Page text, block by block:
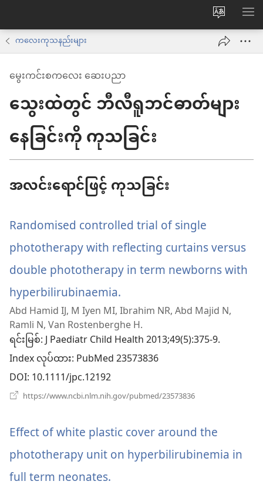
ဝ
က်
ဘာသာစ
ကို
ပါ
ကလေးကုသနည်းများ
မွေးကင်းစကလေး ဆေးပညာ
သွေးထဲတွင် ဘီလီရူဘင်ဓာတ်များ
နေခြင်းကို ကုသခြင်း
အလင်းရောင်ဖြင့် ကုသခြင်း
Randomised controlled trial of single
phototherapy with reflecting curtains versus
double phototherapy in term newborns with
hyperbilirubinaemia.
အသစ်
ဖွ
င့်
ပါ
တယ်)
Abd Hamid IJ, M Iyen MI, Ibrahim NR, Abd Majid N,
Ramli N, Van Rostenberghe H.
ရင်းမြစ်‎: J Paediatr Child Health 2013;49(5):375-9.
Index လုပ်ထား‎: PubMed 23573836
DOI‎: 10.1111/jpc.12192
https://www.ncbi.nlm.nih.gov/pubmed/23573836
င့်
နေ
ပါ
တယ်)
Effect of white plastic cover around the
phototherapy unit on hyperbilirubinemia in
full term neonates.